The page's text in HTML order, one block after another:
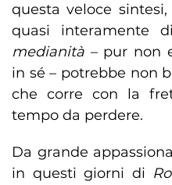
questa veloce
quasi interamente
medianità – pur non
in sé – potrebbe non
che corre con la
tempo da perdere.
Da grande
in questi giorni di